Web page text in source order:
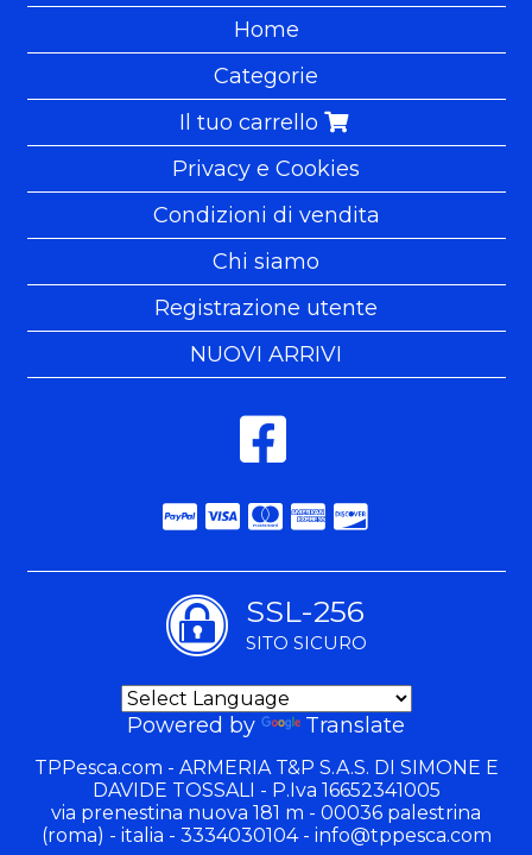
Home
Categorie
Il tuo carrello
Privacy e Cookies
Condizioni di vendita
Chi siamo
Registrazione utente
NUOVI ARRIVI
SSL-256
SITO SICURO
Powered by Translate
TPPesca.com - ARMERIA T&P S.A.S. DI SIMONE E
DAVIDE TOSSALI - P.Iva 16652341005
via prenestina nuova 181 m - 00036 palestrina
(roma) - italia - 3334030104 - info@tppesca.com